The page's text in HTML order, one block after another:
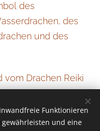
des
des
und des
vom Drachen Reiki
Funktionieren
und eine